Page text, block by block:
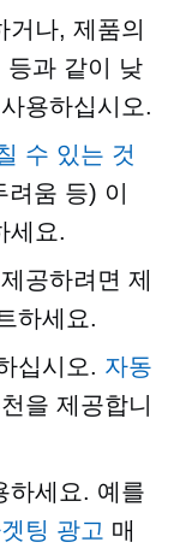
거나, 제품의
등과 같이 낮
용하십시오.
수 있는 것
움 등) 이
세요.
공하려면 제
하세요.
십시오. 자동
을 제공합니
하세요. 예를
팅 광고 매